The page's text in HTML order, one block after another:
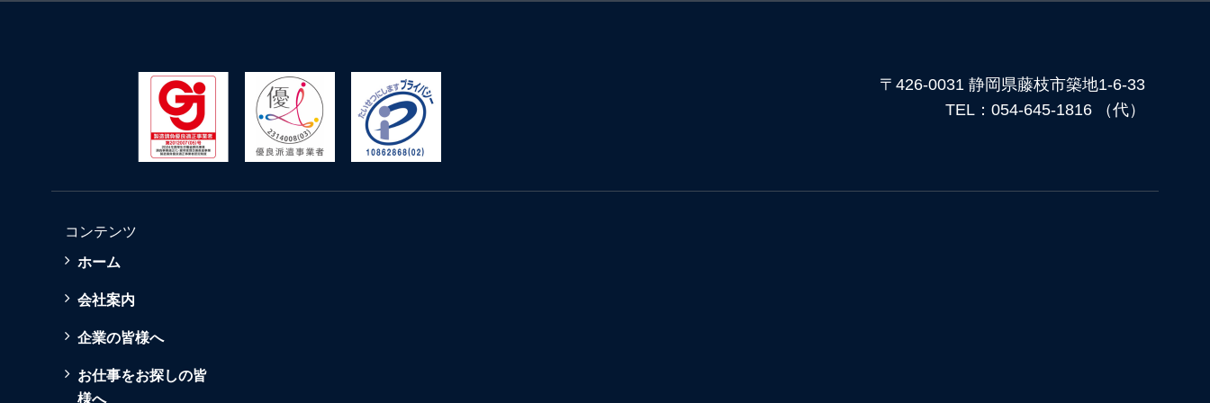
〒426-0031 静岡県藤枝市築地1-6-33
TEL：054-645-1816 （代）
コンテンツ
ホーム
会社案内
企業の皆様へ
お仕事をお探しの皆
様へ